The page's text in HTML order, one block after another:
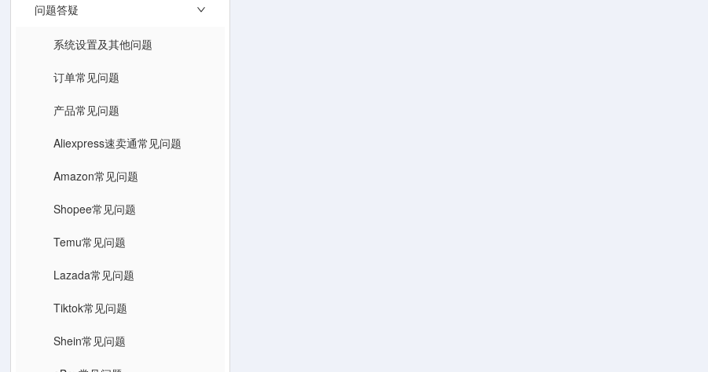
问题答疑
系统设置及其他问题
订单常见问题
产品常见问题
Aliexpress速卖通常见问题
Amazon常见问题
Shopee常见问题
Temu常见问题
Lazada常见问题
Tiktok常见问题
Shein常见问题